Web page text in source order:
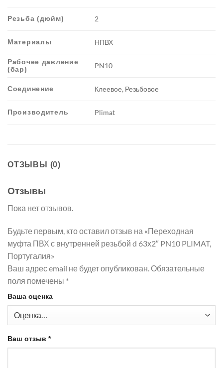
Резьба (дюйм) 2
Материалы НПВХ
Рабочее давление
(бар)
PN10
Соединение Клеевое, Резьбовое
Производитель Plimat
ОТЗЫВЫ (0)
Отзывы
Пока нет отзывов.
Будьте первым, кто оставил отзыв на «Переходная
муфта ПВХ с внутренней резьбой d 63х2″ PN10 PLIMAT,
Португалия»
Ваш адрес email не будет опубликован.Обязательные
поля помечены *
Ваша оценка
Ваш отзыв *